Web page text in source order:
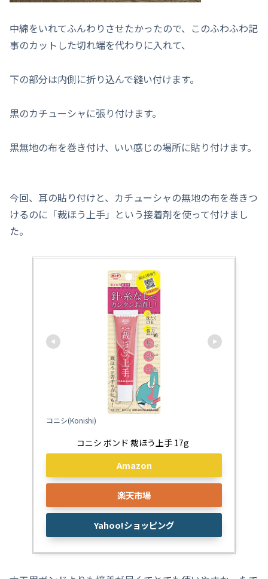
中綿をいれてふんわりさせたかったので、このふわふわ記
事のカットした切れ端を代わりに入れて、
下の部分は内側に折り込んで縫い付けます。
黒のカチューシャに張り付けます。
黒無地の布を巻き付け、いい感じの場所に貼り付けます。
今回、耳の貼り付けと、カチューシャの無地の布を巻きつ
けるのに「裁ほう上手」という接着剤を使って付けまし
た。
コニシ(Konishi)
Amazon
楽天市場
Yahoo!ショッピング